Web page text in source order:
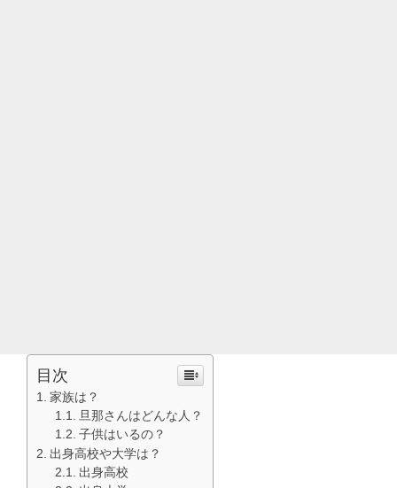
目次
家族は？
旦那さんはどんな人？
子供はいるの？
出身高校や大学は？
出身高校